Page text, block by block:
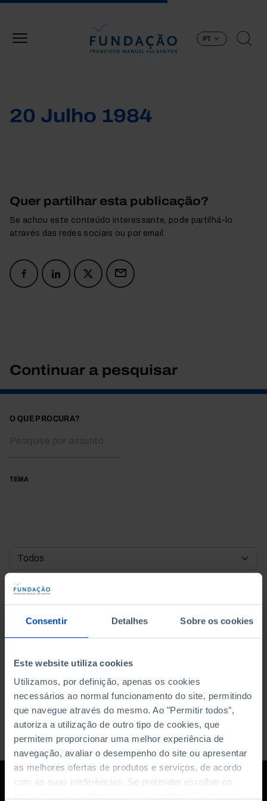
Consentir Detalhes Sobre os cookies
Este website utiliza cookies
Utilizamos, por definição, apenas os cookies
necessários ao normal funcionamento do site, permitindo
que navegue através do mesmo. Ao "Permitir todos",
autoriza a utilização de outro tipo de cookies, que
permitem proporcionar uma melhor experiência de
navegação, avaliar o desempenho do site ou apresentar
as melhores ofertas de produtos e serviços, de acordo
com as suas preferências. Se pretender escolher os
PT
20 Julho 1984
Quer partilhar esta publicação?
Se achou este conteúdo interessante, pode partilhá-lo
através das redes sociais ou por email.
Continuar a pesquisar
O QUE PROCURA?
TEMA
DATA DE INÍCIO
DATA DE FIM